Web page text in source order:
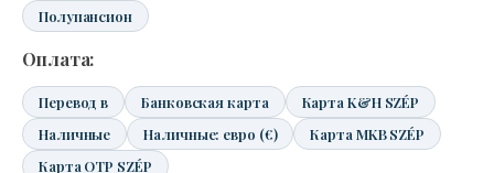
Полупансион
Оплата:
Перевод в Банковская карта
Карта K&H SZÉP
Наличные
Наличные: евро (€)
Карта MKB SZÉP
Карта OTP SZÉP